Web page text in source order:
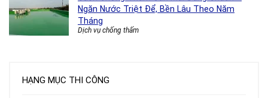
Ngăn Nước Triệt Để, Bền Lâu Theo Năm
Tháng
Dịch vụ chống thấm
HẠNG MỤC THI CÔNG